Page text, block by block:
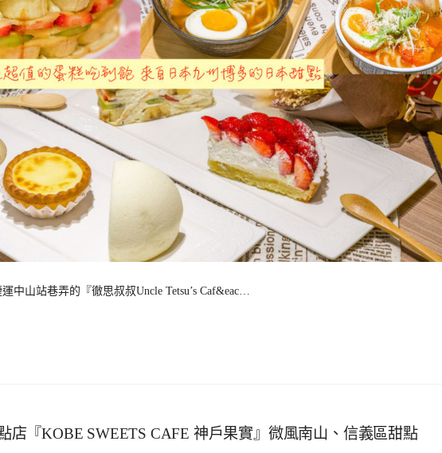
中山站巷弄的『徹思叔叔Uncle Tetsu’s Caf&eac…
店『KOBE SWEETS CAFE 神戶果實』微風南山、信義區甜點